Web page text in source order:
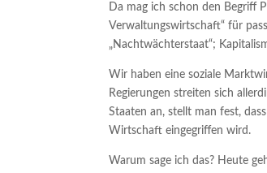
Da mag ich schon den Begriff
Verwaltungswirtschaft“ für
„Nachtwächterstaat“;
Wir haben eine soziale
Regierungen streiten sich
Staaten an, stellt man fest,
Wirtschaft eingegriffen wird.
Warum sage ich das? Heute